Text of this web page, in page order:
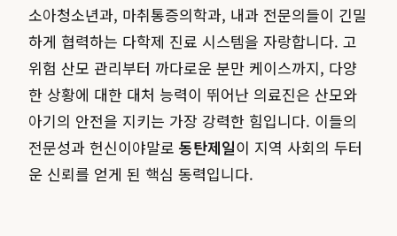
소아청소년과, 마취통증의학과, 내과 전문의들이 긴밀
하게 협력하는 다학제 진료 시스템을 자랑합니다. 고
위험 산모 관리부터 까다로운 분만 케이스까지, 다양
한 상황에 대한 대처 능력이 뛰어난 의료진은 산모와
아기의 안전을 지키는 가장 강력한 힘입니다. 이들의
전문성과 헌신이야말로 동탄제일이 지역 사회의 두터
운 신뢰를 얻게 된 핵심 동력입니다.